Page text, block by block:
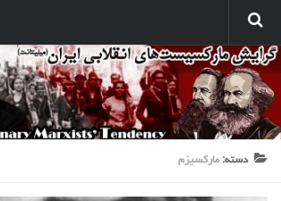
انتشارات
نشریه کارگر میلیتانت
نشر میلیتانت
کتب و جزوات
دسته:مارکسیزم